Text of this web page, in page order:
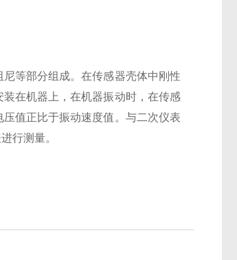
等部分组成。在传感器壳体中刚性
在机器上，在机器振动时，在传感
值正比于振动速度值。与二次仪表
行测量。